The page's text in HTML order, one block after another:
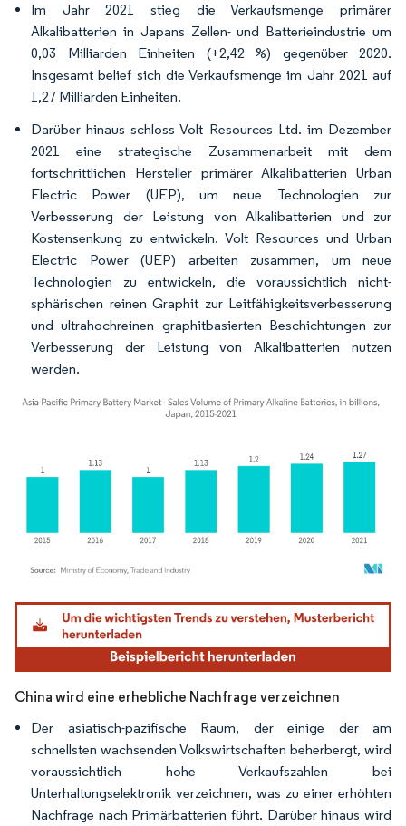
Im Jahr 2021 stieg die Verkaufsmenge primärer
Alkalibatterien in Japans Zellen- und Batterieindustrie um
0,03 Milliarden Einheiten (+2,42 %) gegenüber 2020.
Insgesamt belief sich die Verkaufsmenge im Jahr 2021 auf
1,27 Milliarden Einheiten.
Darüber hinaus schloss Volt Resources Ltd. im Dezember
2021 eine strategische Zusammenarbeit mit dem
fortschrittlichen Hersteller primärer Alkalibatterien Urban
Electric Power (UEP), um neue Technologien zur
Verbesserung der Leistung von Alkalibatterien und zur
Kostensenkung zu entwickeln. Volt Resources und Urban
Electric Power (UEP) arbeiten zusammen, um neue
Technologien zu entwickeln, die voraussichtlich nicht-
sphärischen reinen Graphit zur Leitfähigkeitsverbesserung
und ultrahochreinen graphitbasierten Beschichtungen zur
Verbesserung der Leistung von Alkalibatterien nutzen
werden.
Bild © Mordor Intelligence. Wiederverwendung erfordert Namensnennung gemäß
China wird eine erhebliche Nachfrage verzeichnen
Der asiatisch-pazifische Raum, der einige der am
schnellsten wachsenden Volkswirtschaften beherbergt, wird
voraussichtlich hohe Verkaufszahlen bei
Unterhaltungselektronik verzeichnen, was zu einer erhöhten
Nachfrage nach Primärbatterien führt. Darüber hinaus wird